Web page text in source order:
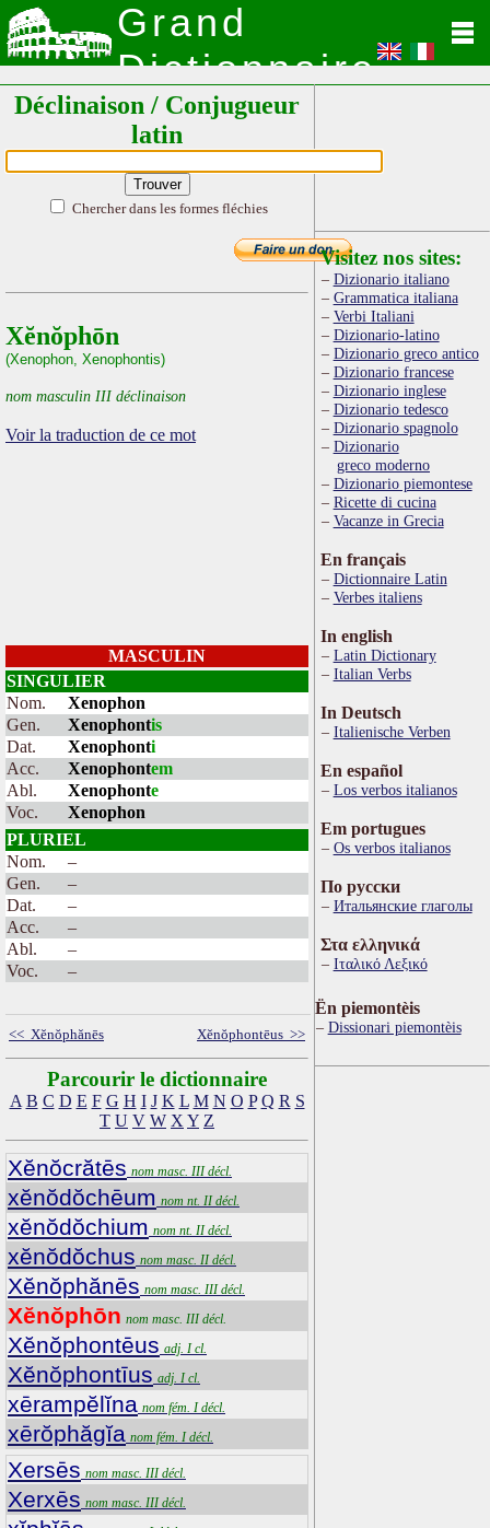
Grand
Dictionnaire
Latin
Déclinaison / Conjugueur
latin
Chercher dans les formes fléchies
Xĕnŏphōn
(Xenophon, Xenophontis)
nom masculin III déclinaison
Voir la traduction de ce mot
MASCULIN
SINGULIER
Nom.
Xenophon
Gen.
Xenophontis
Dat.
Xenophonti
Acc.
Xenophontem
Abl.
Xenophonte
Voc.
Xenophon
PLURIEL
Nom.
–
Gen.
–
Dat.
–
Acc.
–
Abl.
–
Voc.
–
<< Xĕnŏphănēs Xĕnŏphontēus >>
Parcourir le dictionnaire
A B C D E F G H I J K L M N O P Q R S
T U V W X Y Z
Xĕnŏcrătēs nom masc. III décl.
xĕnŏdŏchēum nom nt. II décl.
xĕnŏdŏchium nom nt. II décl.
xĕnŏdŏchus nom masc. II décl.
Xĕnŏphănēs nom masc. III décl.
Xĕnŏphōn nom masc. III décl.
Xĕnŏphontēus adj. I cl.
Xĕnŏphontīus adj. I cl.
xērampĕlĭna nom fém. I décl.
xērŏphăgĭa nom fém. I décl.
Xersēs nom masc. III décl.
Xerxēs nom masc. III décl.
Visitez nos sites:
Dizionario italiano
Grammatica italiana
Verbi Italiani
Dizionario-latino
Dizionario greco antico
Dizionario francese
Dizionario inglese
Dizionario tedesco
Dizionario spagnolo
Dizionario
greco moderno
Dizionario piemontese
Ricette di cucina
Vacanze in Grecia
En français
Dictionnaire Latin
Verbes italiens
In english
Latin Dictionary
Italian Verbs
In Deutsch
Italienische Verben
En español
Los verbos italianos
Em portugues
Os verbos italianos
По русски
Итальянские глаголы
Στα ελληνικά
Ιταλικό Λεξικό
Ën piemontèis
Dissionari piemontèis